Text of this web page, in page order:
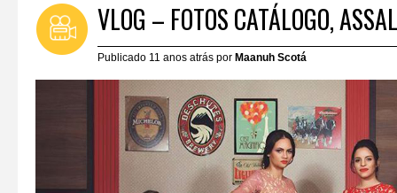
VLOG – FOTOS CATÁLOGO,
Publicado 11 anos atrás por Maanuh Scotá